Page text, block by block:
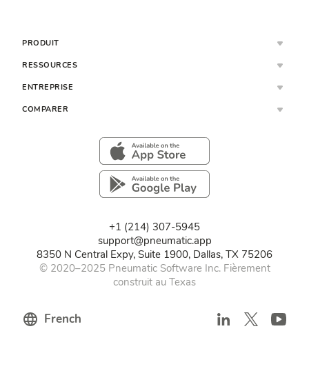
PRODUIT
RESSOURCES
ENTREPRISE
COMPARER
French
+1 (214) 307-5945
support@pneumatic.app
8350 N Central Expy, Suite 1900, Dallas, TX 75206
© 2020–2025 Pneumatic Software Inc. Fièrement
construit au Texas